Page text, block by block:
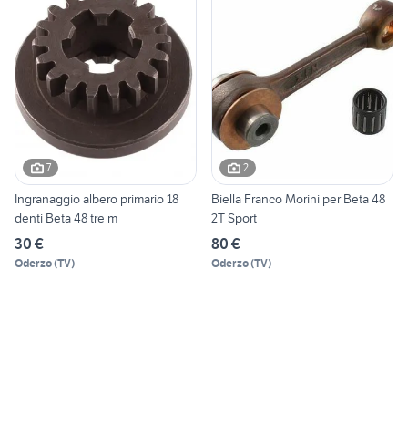
7
Ingranaggio albero primario 18
denti Beta 48 tre m
30 €
Oderzo(TV)
2
Biella Franco Morini per Beta 48
2T Sport
80 €
Oderzo(TV)